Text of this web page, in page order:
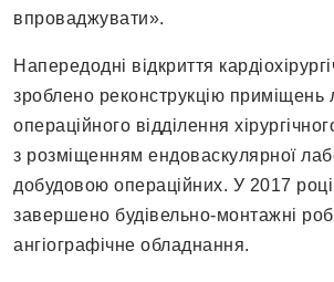
впроваджувати».
Напередодні відкриття
зроблено реконструкцію приміщень
операційного відділення
з розміщенням ендоваскулярної
добудовою операційних. У 2017
завершено будівельно-монтажні
ангіографічне обладнання.